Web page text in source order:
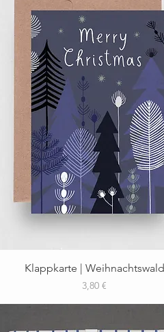
Schnellansicht
Klappkarte | Weihnachtswald
Preis
3,80 €